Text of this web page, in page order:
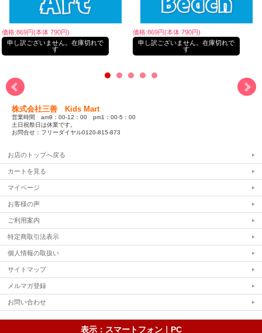
価格:869円(本体 790円)
申し訳ございません。在庫切れで
す
価格:869円(本体 790円)
申し訳ございません。在庫切れで
す
株式会社三善 Kids Mart
営業時間 am9：00-12：00 pm1：00-5：00
土日祝祭日は休業です。
お問合せ：フリーダイヤル0120-815-873
お店のトップへ戻る
カートを見る
マイページ
お客様の声
ご利用案内
特定商取引法表示
個人情報の取扱い
サイトマップ
メルマガ登録
お問い合わせ
表示：スマートフォン｜ PC